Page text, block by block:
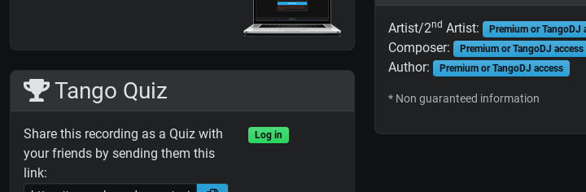
Tango Quiz
Share this recording as a Quiz with
your friends by sending them this
link:
Log in
Artist/2nd Artist: Premium or TangoDJ
Composer: Premium or TangoDJ access
Author: Premium or TangoDJ access
* Non guaranteed information